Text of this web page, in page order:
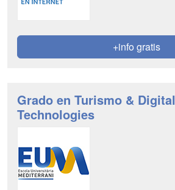
+info gratis
Grado en Turismo & Digital
Technologies